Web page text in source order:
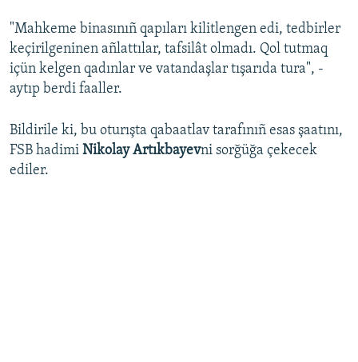
"Mahkeme binasınıñ qapıları kilitlengen edi, tedbirler
keçirilgeninen añlattılar, tafsilât olmadı. Qol tutmaq
içün kelgen qadınlar ve vatandaşlar tışarıda tura", -
aytıp berdi faaller.
Bildirile ki, bu oturışta qabaatlav tarafınıñ esas şaatını,
FSB hadimi Nikolay Artıkbayevni sorğüğa çekecek
ediler.